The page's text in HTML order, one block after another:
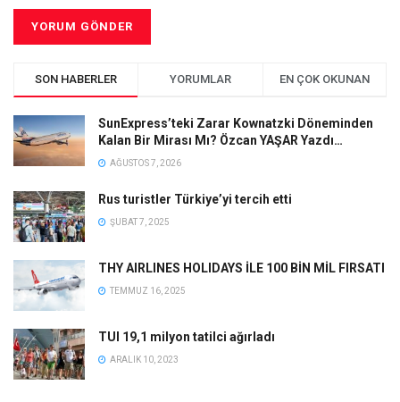
SON HABERLER YORUMLAR EN ÇOK OKUNAN
SunExpress’teki Zarar Kownatzki Döneminden
Kalan Bir Mirası Mı? Özcan YAŞAR Yazdı…
AĞUSTOS 7, 2026
Rus turistler Türkiye’yi tercih etti
ŞUBAT 7, 2025
THY AIRLINES HOLIDAYS İLE 100 BİN MİL FIRSATI
TEMMUZ 16, 2025
TUI 19,1 milyon tatilci ağırladı
ARALIK 10, 2023